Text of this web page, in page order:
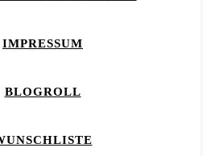
IMPRESSUM
BLOGROLL